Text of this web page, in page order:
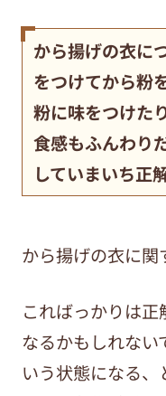
から揚げの衣に
をつけてから粉
粉に味をつけた
食感もふんわり
していまいち正
から揚げの衣に関
こればっかりは
なるかもしれな
いう状態になる、